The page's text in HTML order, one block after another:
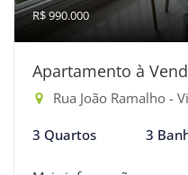
R$ 990.000
Apartamento à
Rua João Ramalho -
3 Quartos 3